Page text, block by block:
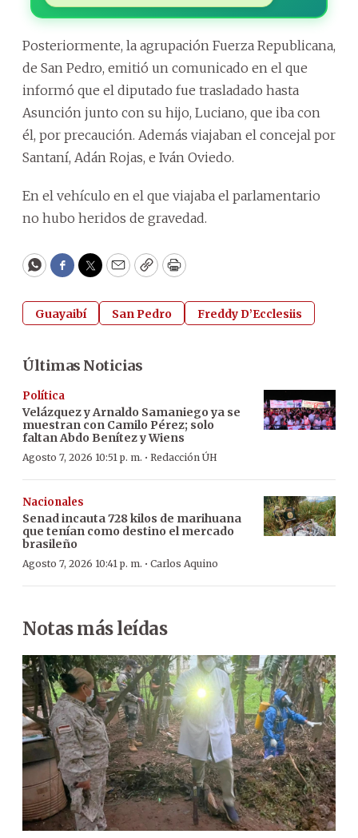
Posteriormente, la agrupación Fuerza Republicana,
de San Pedro, emitió un comunicado en el que
informó que el diputado fue trasladado hasta
Asunción junto con su hijo, Luciano, que iba con
él, por precaución. Además viajaban el concejal por
Santaní, Adán Rojas, e Iván Oviedo.
En el vehículo en el que viajaba el parlamentario
no hubo heridos de gravedad.
WhatsApp
Facebook
Twitter
EmailCopyPrint
Guayaibí San Pedro Freddy D’Ecclesiis
Últimas Noticias
Política
Velázquez y Arnaldo Samaniego ya se
muestran con Camilo Pérez; solo
faltan Abdo Benítez y Wiens
Agosto 7, 2026 10:51 p. m. · Redacción ÚH
Nacionales
Senad incauta 728 kilos de marihuana
que tenían como destino el mercado
brasileño
Agosto 7, 2026 10:41 p. m. · Carlos Aquino
Notas más leídas